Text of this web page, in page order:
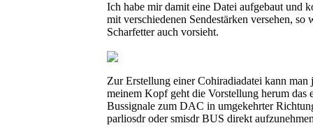
Ich habe mir damit eine Datei aufgebaut und
mit verschiedenen Sendestärken versehen,
Scharfetter auch vorsieht.
Zur Erstellung einer Cohiradiadatei kann
meinem Kopf geht die Vorstellung herum das
Bussignale zum DAC in umgekehrter
parliosdr oder smisdr BUS direkt